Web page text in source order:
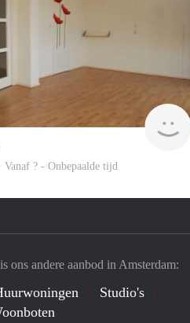
Vanaf ? - Onbepaalde tijd
ons andere aanbod in Amsterdam:
Studio's